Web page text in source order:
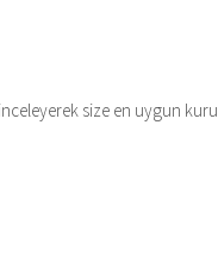
size en uygun